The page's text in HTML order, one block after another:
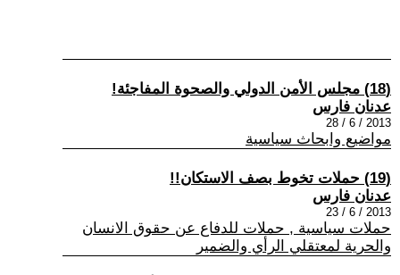
(18) مجلس الأمن الدولي والصحوة المفاجئة!
عدنان فارس
2013 / 6 / 28
مواضيع وابحاث سياسية
(19) حملات تخوط بصف الاستكان!!
عدنان فارس
2013 / 6 / 23
حملات سياسية , حملات للدفاع عن حقوق الانسان
والحرية لمعتقلي الرأي والضمير